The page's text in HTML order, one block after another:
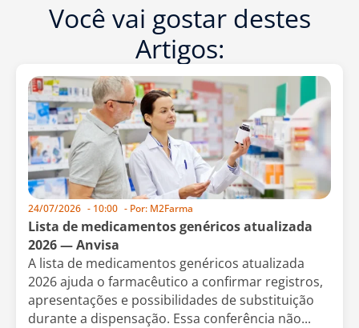
Você vai gostar destes
Artigos:
24/07/2026 - 10:00 - Por: M2Farma
Lista de medicamentos genéricos atualizada
2026 — Anvisa
A lista de medicamentos genéricos atualizada
2026 ajuda o farmacêutico a confirmar registros,
apresentações e possibilidades de substituição
durante a dispensação. Essa conferência não...